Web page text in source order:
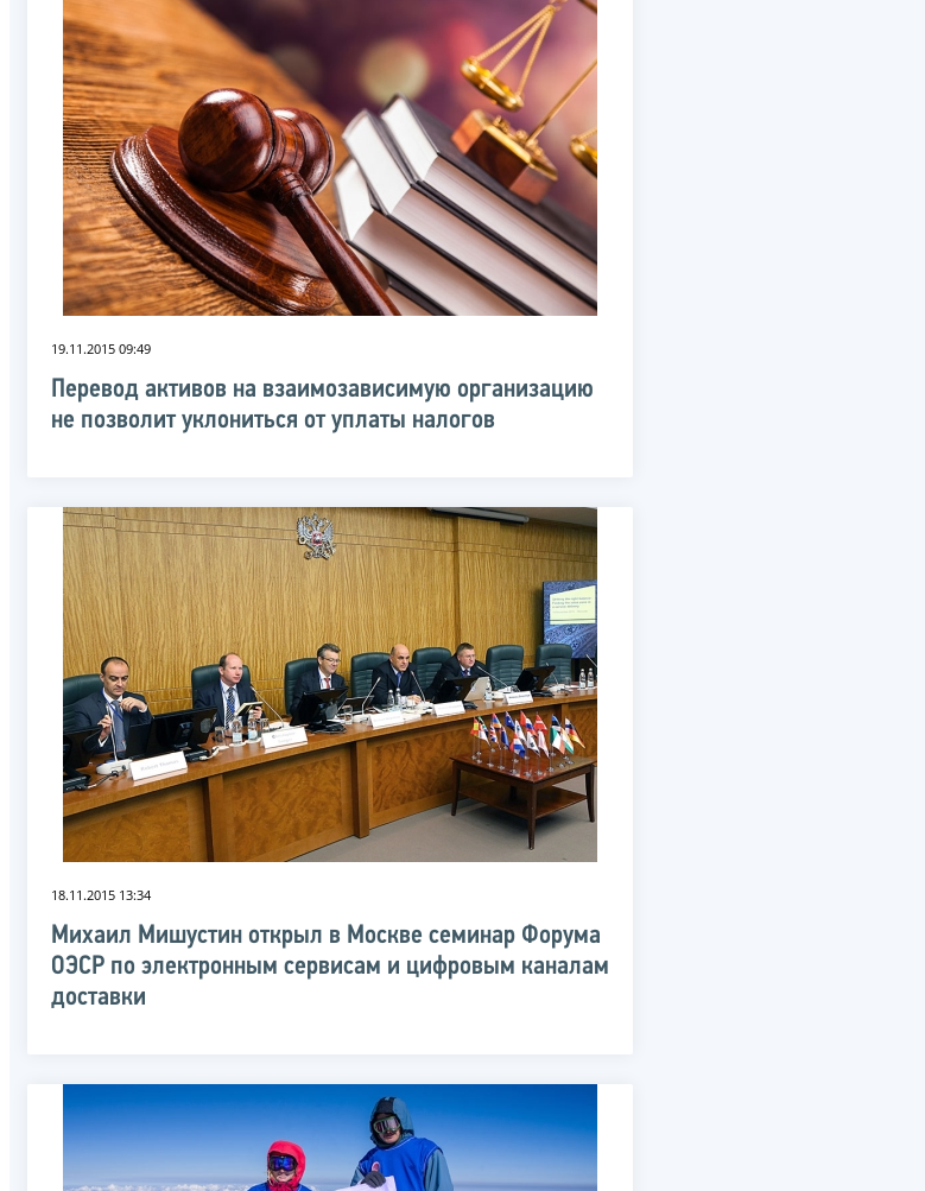
19.11.2015 09:49
Перевод активов на взаимозависимую организацию
не позволит уклониться от уплаты налогов
18.11.2015 13:34
Михаил Мишустин открыл в Москве семинар Форума
ОЭСР по электронным сервисам и цифровым каналам
доставки